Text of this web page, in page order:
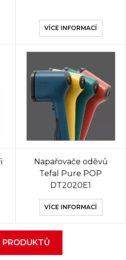
VÍCE INFORMACÍ
Napařovače oděvů
Tefal Pure POP
DT2020E1
VÍCE INFORMACÍ
PRODUKTŮ